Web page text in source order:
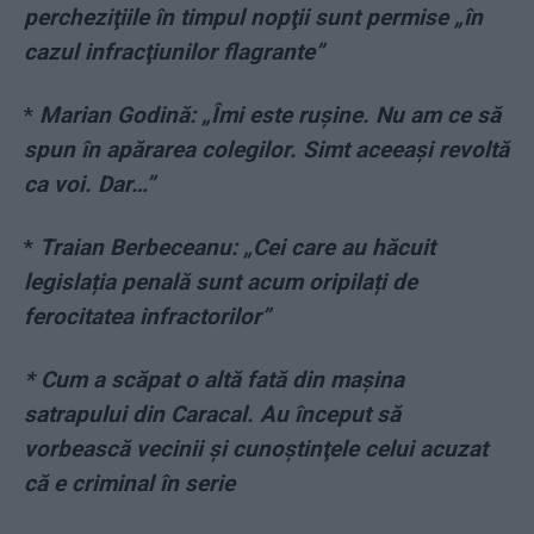
percheziţiile în timpul nopţii sunt permise „în
cazul infracţiunilor flagrante”
* Marian Godină: „Îmi este rușine. Nu am ce să
spun în apărarea colegilor. Simt aceeași revoltă
ca voi. Dar…”
* Traian Berbeceanu: „Cei care au hăcuit
legislația penală sunt acum oripilați de
ferocitatea infractorilor”
* Cum a scăpat o altă fată din maşina
satrapului din Caracal. Au început să
vorbească vecinii şi cunoştinţele celui acuzat
că e criminal în serie